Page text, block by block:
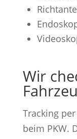
Wir
Tracking
beim PKW.